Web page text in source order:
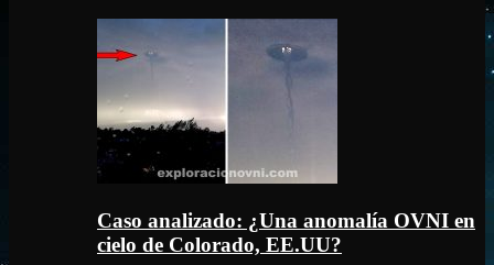
Caso analizado: ¿Una anomalía OVNI en
cielo de Colorado, EE.UU?